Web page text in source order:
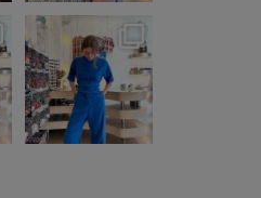
Lyocell er fremstillet
af træfiber - ofte...
18 2